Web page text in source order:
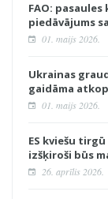
FAO:
piedāvājums
01. maijs 2026.
Ukrainas
gaidāma
01. maijs 2026.
ES kviešu
izšķiroši būs
26. aprīlis 2026.